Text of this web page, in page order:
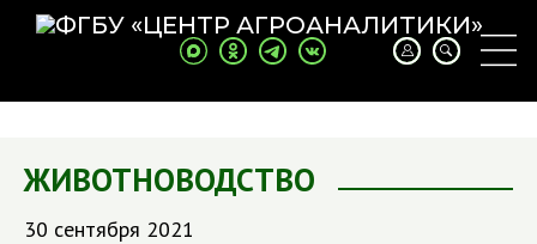
ЖИВОТНОВОДСТВО
30 сентября 2021